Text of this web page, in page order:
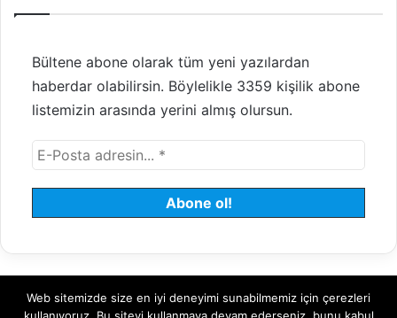
Bültene abone olarak tüm yeni yazılardan
haberdar olabilirsin. Böylelikle 3359 kişilik abone
listemizin arasında yerini almış olursun.
© 2008 - 2026 Tayfundeğer.com - Tüm hakları saklıdır.
Web sitemizde size en iyi deneyimi sunabilmemiz için çerezleri